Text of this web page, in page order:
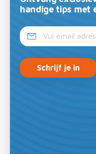
handige tips met
Schrijf je in